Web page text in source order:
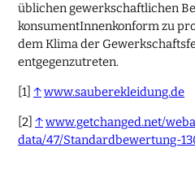
üblichen gewerkschaftlichen
konsumentInnenkonform zu
dem Klima der
entgegenzutreten.
[1] ↑www.sauberekleidung.de
[2] ↑www.getchanged.net/
data/47/Standardbewertung-